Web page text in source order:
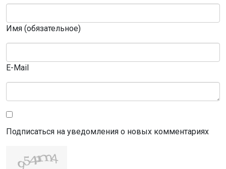
Имя (обязательное)
E-Mail
Подписаться на уведомления о новых комментариях